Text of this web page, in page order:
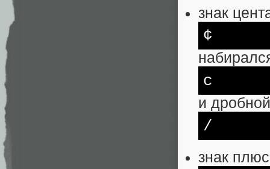
знак
¢
c
и
/
знак плюс